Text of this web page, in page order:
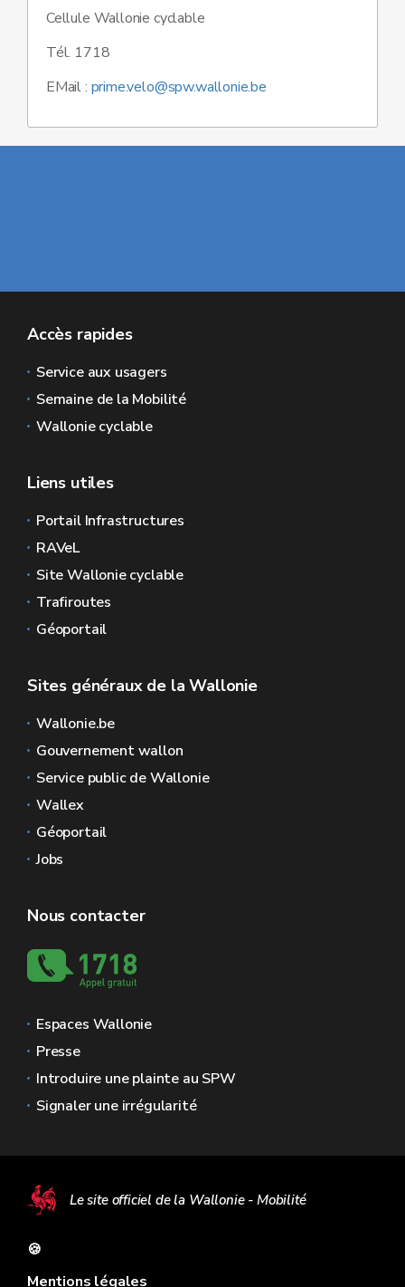
Cellule Wallonie cyclable
Tél. 1718
EMail : prime.velo@spw.wallonie.be
Accès rapides
Service aux usagers
Semaine de la Mobilité
Wallonie cyclable
Liens utiles
Portail Infrastructures
RAVeL
Site Wallonie cyclable
Trafiroutes
Géoportail
Sites généraux de la Wallonie
Wallonie.be
Gouvernement wallon
Service public de Wallonie
Wallex
Géoportail
Jobs
Nous contacter
Espaces Wallonie
Presse
Introduire une plainte au SPW
Signaler une irrégularité
Le site officiel de la Wallonie - Mobilité
🍪
Mentions légales